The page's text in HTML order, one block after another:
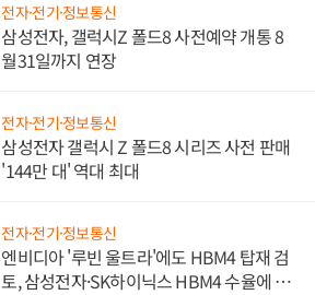
전자·전기·정보통신
삼성전자, 갤럭시Z 폴드8 사전예약 개통 8
월31일까지 연장
전자·전기·정보통신
삼성전자 갤럭시 Z 폴드8 시리즈 사전 판매
'144만 대' 역대 최대
전자·전기·정보통신
엔비디아 '루빈 울트라'에도 HBM4 탑재 검
토, 삼성전자·SK하이닉스 HBM4 수율에 주